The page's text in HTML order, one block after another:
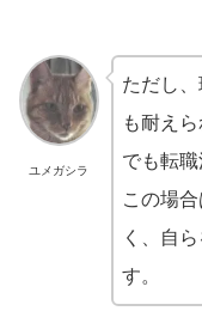
ユメガシラ
ただし
も耐え
でも転職
この場
く、自
す。